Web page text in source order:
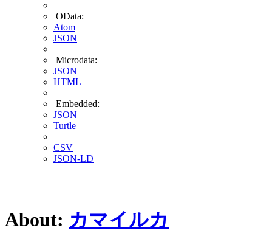
OData:
Atom
JSON
Microdata:
JSON
HTML
Embedded:
JSON
Turtle
CSV
JSON-LD
About: カマイルカ